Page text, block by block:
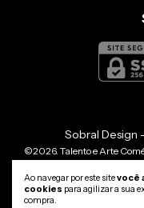
Ao navegar por este sitevocê
cookies para agilizar a sua
compra.
Sobral Design
©2026. Talento e Arte